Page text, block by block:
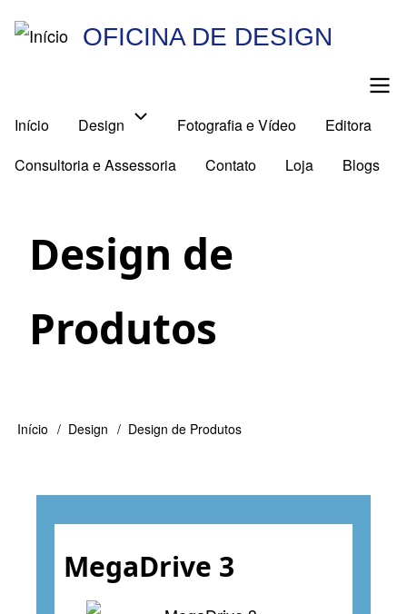
para
principal
OFICINA DE DESIGN
Main
Início Design Fotografia e Vídeo
Editora
Consultoria e Assessoria
Contato Loja Blogs
Design de
Produtos
Trilha
de
navegação
Início Design Design de Produtos
MegaDrive 3